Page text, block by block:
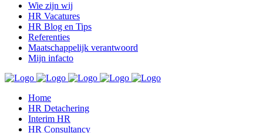
Wie zijn wij
HR Vacatures
HR Blog en Tips
Referenties
Maatschappelijk verantwoord
Mijn infacto
Home
HR Detachering
Interim HR
HR Consultancy